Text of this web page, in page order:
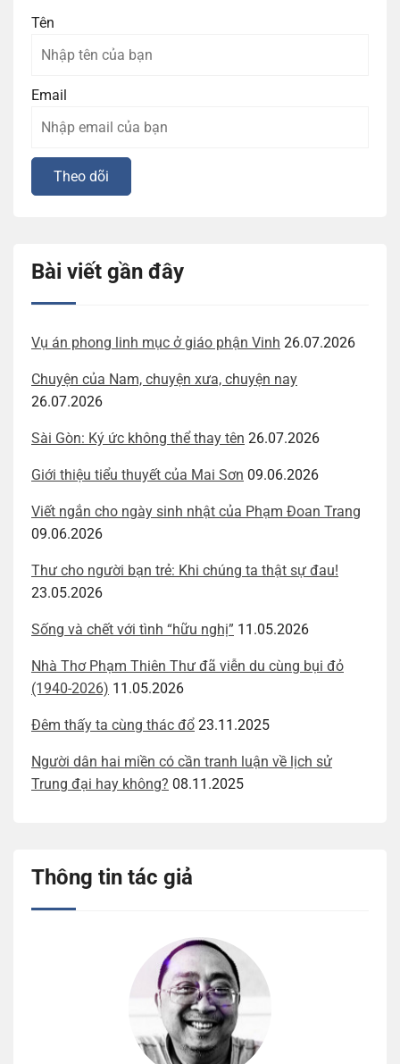
Tên
Email
Bài viết gần đây
Vụ án phong linh mục ở giáo phận Vinh 26.07.2026
Chuyện của Nam, chuyện xưa, chuyện nay
26.07.2026
Sài Gòn: Ký ức không thể thay tên 26.07.2026
Giới thiệu tiểu thuyết của Mai Sơn 09.06.2026
Viết ngắn cho ngày sinh nhật của Phạm Đoan Trang
09.06.2026
Thư cho người bạn trẻ: Khi chúng ta thật sự đau!
23.05.2026
Sống và chết với tình “hữu nghị” 11.05.2026
Nhà Thơ Phạm Thiên Thư đã viễn du cùng bụi đỏ
(1940-2026) 11.05.2026
Đêm thấy ta cùng thác đổ 23.11.2025
Người dân hai miền có cần tranh luận về lịch sử
Trung đại hay không? 08.11.2025
Thông tin tác giả